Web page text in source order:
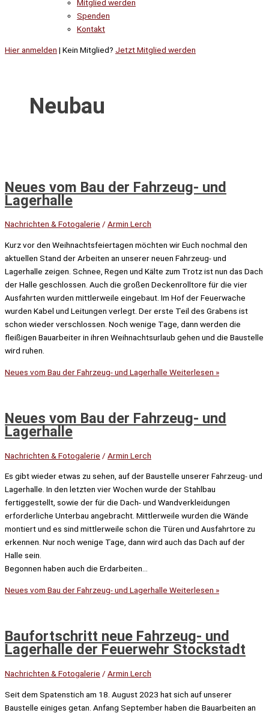
Mitglied werden
Spenden
Kontakt
Hier anmelden | Kein Mitglied? Jetzt Mitglied werden
Neubau
Neues vom Bau der Fahrzeug- und
Lagerhalle
Nachrichten & Fotogalerie / Armin Lerch
Kurz vor den Weihnachtsfeiertagen möchten wir Euch nochmal den
aktuellen Stand der Arbeiten an unserer neuen Fahrzeug- und
Lagerhalle zeigen. Schnee, Regen und Kälte zum Trotz ist nun das Dach
der Halle geschlossen. Auch die großen Deckenrolltore für die vier
Ausfahrten wurden mittlerweile eingebaut. Im Hof der Feuerwache
wurden Kabel und Leitungen verlegt. Der erste Teil des Grabens ist
schon wieder verschlossen. Noch wenige Tage, dann werden die
fleißigen Bauarbeiter in ihren Weihnachtsurlaub gehen und die Baustelle
wird ruhen.
Neues vom Bau der Fahrzeug- und Lagerhalle Weiterlesen »
Neues vom Bau der Fahrzeug- und
Lagerhalle
Nachrichten & Fotogalerie / Armin Lerch
Es gibt wieder etwas zu sehen, auf der Baustelle unserer Fahrzeug- und
Lagerhalle. In den letzten vier Wochen wurde der Stahlbau
fertiggestellt, sowie der für die Dach- und Wandverkleidungen
erforderliche Unterbau angebracht. Mittlerweile wurden die Wände
montiert und es sind mittlerweile schon die Türen und Ausfahrtore zu
erkennen. Nur noch wenige Tage, dann wird auch das Dach auf der
Halle sein.
Begonnen haben auch die Erdarbeiten…
Neues vom Bau der Fahrzeug- und Lagerhalle Weiterlesen »
Baufortschritt neue Fahrzeug- und
Lagerhalle der Feuerwehr Stockstadt
Nachrichten & Fotogalerie / Armin Lerch
Seit dem Spatenstich am 18. August 2023 hat sich auf unserer
Baustelle einiges getan. Anfang September haben die Bauarbeiten an